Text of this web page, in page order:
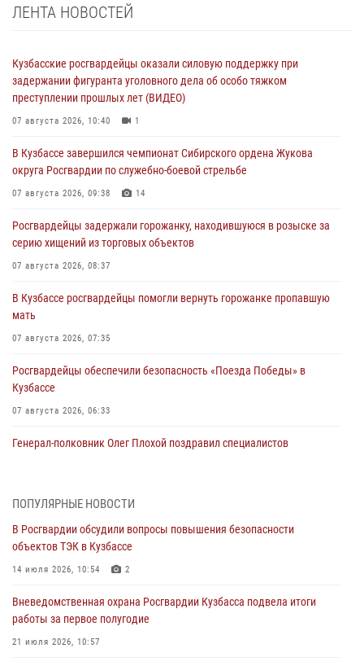
ЛЕНТА НОВОСТЕЙ
Кузбасские росгвардейцы оказали силовую поддержку при
задержании фигуранта уголовного дела об особо тяжком
преступлении прошлых лет (ВИДЕО)
07 августа 2026, 10:40 1
В Кузбассе завершился чемпионат Сибирского ордена Жукова
округа Росгвардии по служебно-боевой стрельбе
07 августа 2026, 09:38 14
Росгвардейцы задержали горожанку, находившуюся в розыске за
серию хищений из торговых объектов
07 августа 2026, 08:37
В Кузбассе росгвардейцы помогли вернуть горожанке пропавшую
мать
07 августа 2026, 07:35
Росгвардейцы обеспечили безопасность «Поезда Победы» в
Кузбассе
07 августа 2026, 06:33
Генерал-полковник Олег Плохой поздравил специалистов
07 августа 2026, 05:32
С 1 сентября 2026 года вступает в силу новый федеральный закон о
частной охранной деятельности
06 августа 2026, 10:19
Росгвардейцы задержали предполагаемого виновника причинения
ножевого ранения кемеровчанину
06 августа 2026, 09:18
ПОПУЛЯРНЫЕ НОВОСТИ
В Росгвардии обсудили вопросы повышения безопасности
объектов ТЭК в Кузбассе
14 июля 2026, 10:54 2
Вневедомственная охрана Росгвардии Кузбасса подвела итоги
работы за первое полугодие
21 июля 2026, 10:57